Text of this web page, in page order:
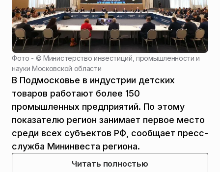
Фото - ©Министерство инвестиций, промышленности и
науки Московской области
В Подмосковье в индустрии детских
товаров работают более 150
промышленных предприятий. По этому
показателю регион занимает первое место
среди всех субъектов РФ, сообщает пресс-
служба Мининвеста региона.
Читать полностью